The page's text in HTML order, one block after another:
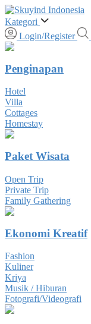
Kategori
Login/Register
Penginapan
Hotel
Villa
Cottages
Homestay
Paket Wisata
Open Trip
Private Trip
Family Gathering
Ekonomi Kreatif
Fashion
Kuliner
Kriya
Musik / Hiburan
Fotografi/Videografi